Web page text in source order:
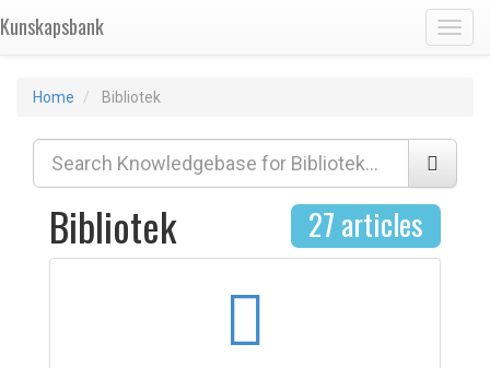
Kunskapsbank
Home Bibliotek
27 articles
Bibliotek